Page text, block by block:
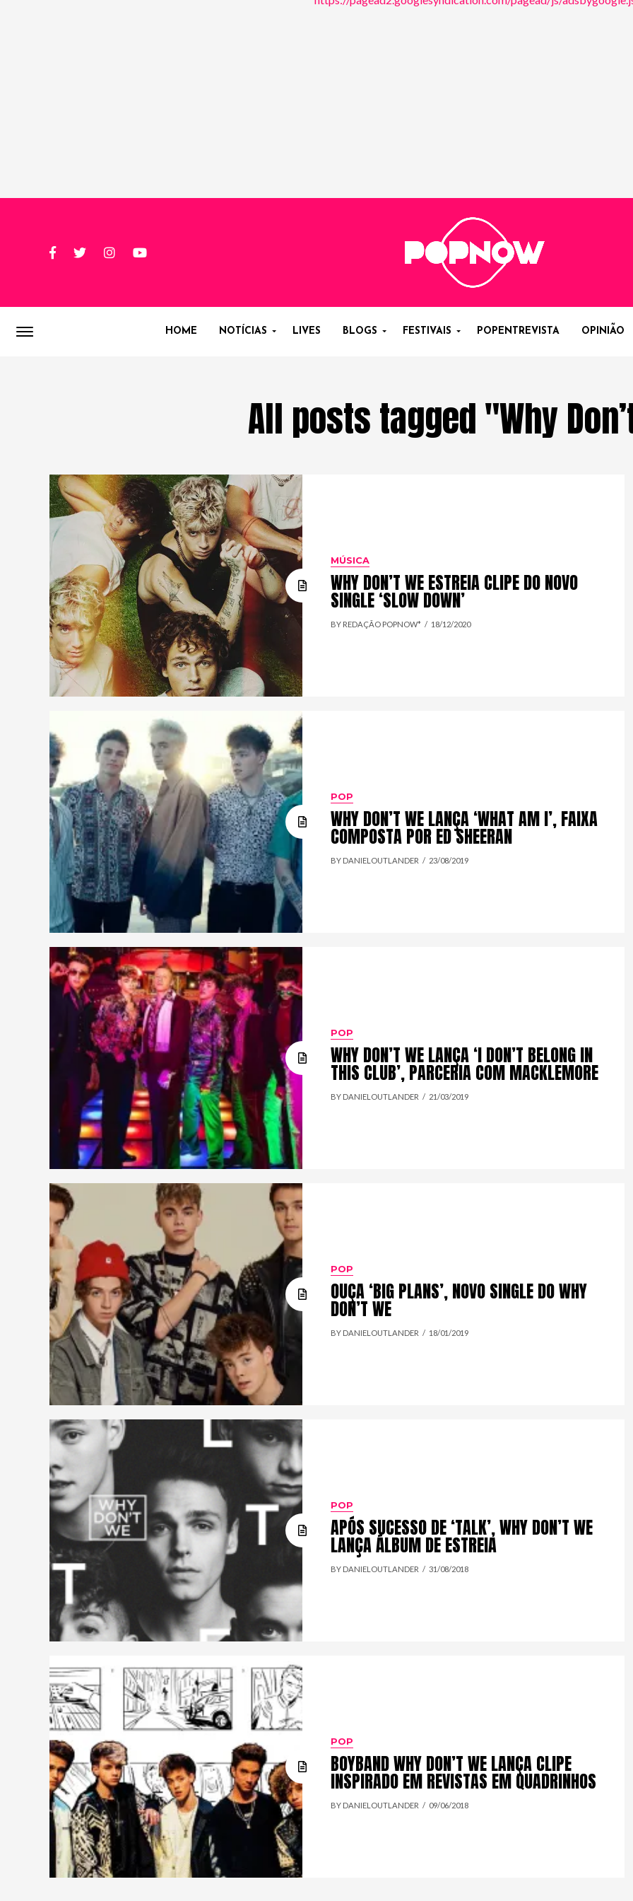
HOME NOTÍCIAS LIVES BLOGS FESTIVAIS POPENTREVISTA OPINIÃO
All posts tagged "Why
MÚSICA
WHY DON’T WE ESTREIA CLIPE DO NOVO
SINGLE ‘SLOW DOWN’
BY REDAÇÃO POPNOW* 18/12/2020
POP
WHY DON’T WE LANÇA ‘WHAT AM I’, FAIXA
COMPOSTA POR ED SHEERAN
BY DANIELOUTLANDER 23/08/2019
POP
WHY DON’T WE LANÇA ‘I DON’T BELONG IN
THIS CLUB’, PARCERIA COM MACKLEMORE
BY DANIELOUTLANDER 21/03/2019
POP
OUÇA ‘BIG PLANS’, NOVO SINGLE DO WHY
DON’T WE
BY DANIELOUTLANDER 18/01/2019
POP
APÓS SUCESSO DE ‘TALK’, WHY DON’T WE
LANÇA ÁLBUM DE ESTREIA
BY DANIELOUTLANDER 31/08/2018
POP
BOYBAND WHY DON’T WE LANÇA CLIPE
INSPIRADO EM REVISTAS EM QUADRINHOS
BY DANIELOUTLANDER 09/06/2018